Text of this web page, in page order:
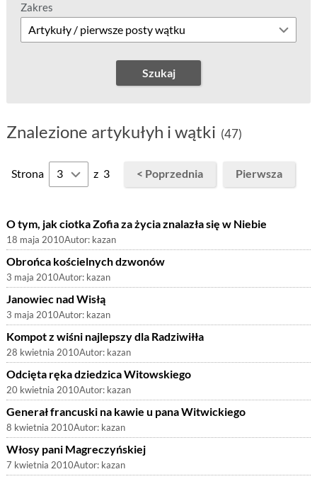
Zakres
Szukaj
Znalezione artykułyh i wątki (47)
Strona z 3 < Poprzednia Pierwsza
O tym, jak ciotka Zofia za życia znalazła się w Niebie
18 maja 2010Autor: kazan
Obrońca kościelnych dzwonów
3 maja 2010Autor: kazan
Janowiec nad Wisłą
3 maja 2010Autor: kazan
Kompot z wiśni najlepszy dla Radziwiłła
28 kwietnia 2010Autor: kazan
Odcięta ręka dziedzica Witowskiego
20 kwietnia 2010Autor: kazan
Generał francuski na kawie u pana Witwickiego
8 kwietnia 2010Autor: kazan
Włosy pani Magreczyńskiej
7 kwietnia 2010Autor: kazan